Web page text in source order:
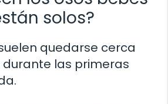
solos?
quedarse cerca
las primeras